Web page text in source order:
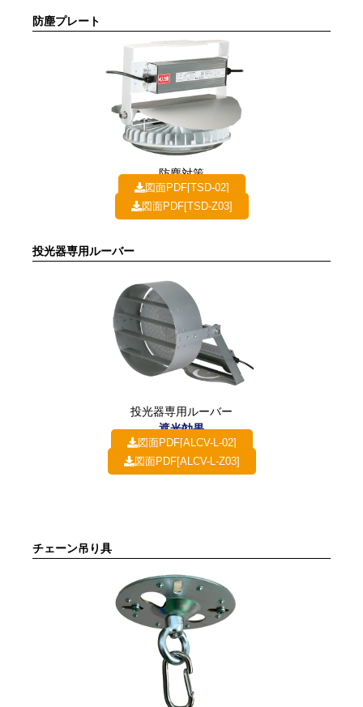
防塵プレート
防塵対策
図面PDF[TSD-02]
図面PDF[TSD-Z03]
投光器専用ルーバー
投光器専用ルーバー
遮光効果
図面PDF[ALCV-L-02]
図面PDF[ALCV-L-Z03]
チェーン吊り具